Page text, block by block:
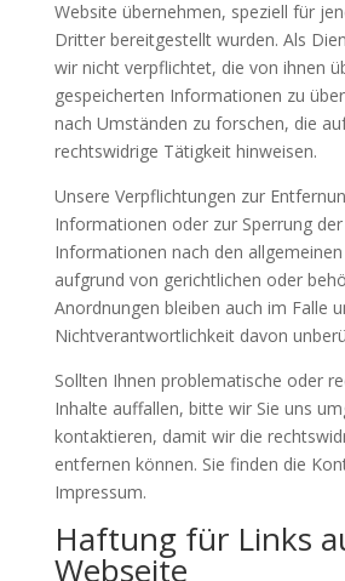
Website übernehmen, speziell für
Dritter bereitgestellt wurden. Als
wir nicht verpflichtet, die von ihnen
gespeicherten Informationen zu
nach Umständen zu forschen, die
rechtswidrige Tätigkeit hinweisen.
Unsere Verpflichtungen zur
Informationen oder zur Sperrung
Informationen nach den
aufgrund von gerichtlichen oder
Anordnungen bleiben auch im Falle
Nichtverantwortlichkeit davon
Sollten Ihnen problematische oder
Inhalte auffallen, bitte wir Sie uns
kontaktieren, damit wir die
entfernen können. Sie finden die
Impressum.
Haftung für Links
Webseite